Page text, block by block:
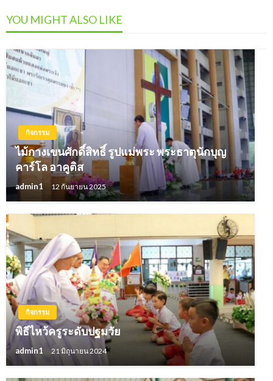
YOU MIGHT ALSO LIKE
กิจกรรม
ไม้กางเขนศักดิ์สิทธิ์ รูปแม่พระ พระธาตุนักบุญ
คาร์โล อาคูติส
admin1 12 กันยายน 2025
กิจกรรม
พิธีไหว้ครูระดับปฐมวัย
admin1 21 มิถุนายน 2024